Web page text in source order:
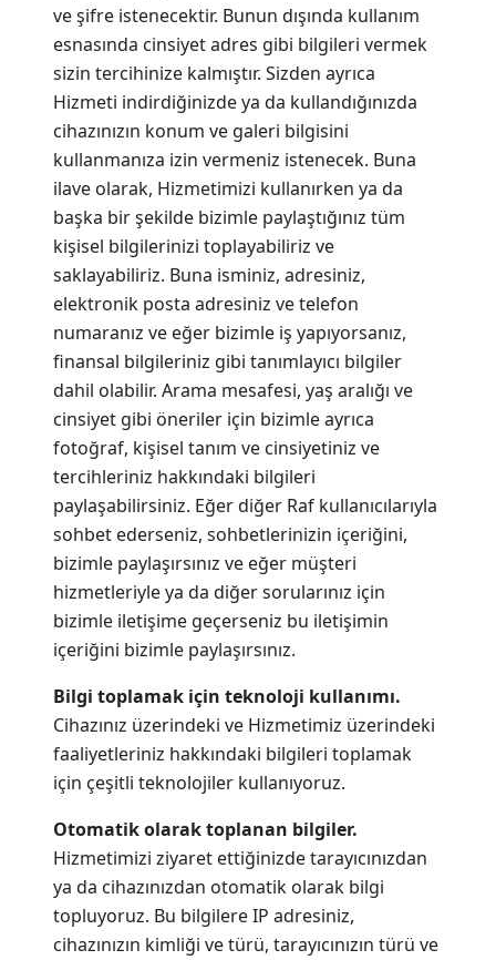
ve şifre istenecektir. Bunun dışında kullanım
esnasında cinsiyet adres gibi bilgileri vermek
sizin tercihinize kalmıştır. Sizden ayrıca
Hizmeti indirdiğinizde ya da kullandığınızda
cihazınızın konum ve galeri bilgisini
kullanmanıza izin vermeniz istenecek. Buna
ilave olarak, Hizmetimizi kullanırken ya da
başka bir şekilde bizimle paylaştığınız tüm
kişisel bilgilerinizi toplayabiliriz ve
saklayabiliriz. Buna isminiz, adresiniz,
elektronik posta adresiniz ve telefon
numaranız ve eğer bizimle iş yapıyorsanız,
finansal bilgileriniz gibi tanımlayıcı bilgiler
dahil olabilir. Arama mesafesi, yaş aralığı ve
cinsiyet gibi öneriler için bizimle ayrıca
fotoğraf, kişisel tanım ve cinsiyetiniz ve
tercihleriniz hakkındaki bilgileri
paylaşabilirsiniz. Eğer diğer Raf kullanıcılarıyla
sohbet ederseniz, sohbetlerinizin içeriğini,
bizimle paylaşırsınız ve eğer müşteri
hizmetleriyle ya da diğer sorularınız için
bizimle iletişime geçerseniz bu iletişimin
içeriğini bizimle paylaşırsınız.
Bilgi toplamak için teknoloji kullanımı.
Cihazınız üzerindeki ve Hizmetimiz üzerindeki
faaliyetleriniz hakkındaki bilgileri toplamak
için çeşitli teknolojiler kullanıyoruz.
Otomatik olarak toplanan bilgiler.
Hizmetimizi ziyaret ettiğinizde tarayıcınızdan
ya da cihazınızdan otomatik olarak bilgi
topluyoruz. Bu bilgilere IP adresiniz,
cihazınızın kimliği ve türü, tarayıcınızın türü ve